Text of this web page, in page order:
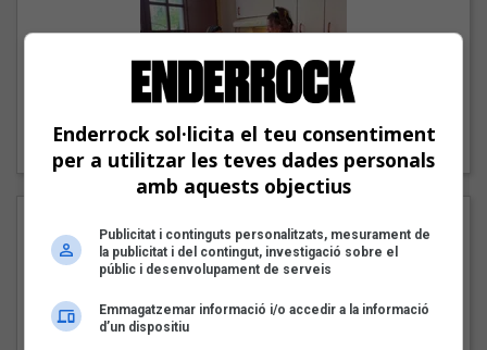
"Lo bueno y lo malo"
Carmen y María
Enderrock sol·licita el teu consentiment
per a utilitzar les teves dades personals
amb aquests objectius
Publicitat i continguts personalitzats, mesurament de
la publicitat i del contingut, investigació sobre el
públic i desenvolupament de serveis
Emmagatzemar informació i/o accedir a la informació
d’un dispositiu